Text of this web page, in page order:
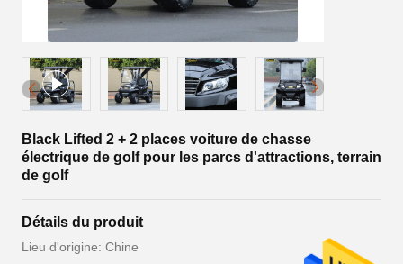
Black Lifted 2 + 2 places voiture de chasse
électrique de golf pour les parcs d'attractions, terrain
de golf
Détails du produit
Lieu d'origine: Chine